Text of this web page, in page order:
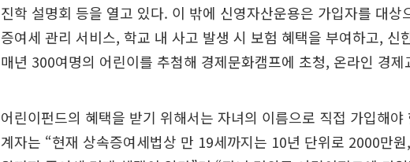
진학 설명회 등을 열고 있다. 이 밖에 신영자산운용은 가입자를 대상
증여세 관리 서비스, 학교 내 사고 발생 시 보험 혜택을 부여하고, 신
매년 300여명의 어린이를 추첨해 경제문화캠프에 초청, 온라인 경
어린이펀드의 혜택을 받기 위해서는 자녀의 이름으로 직접 가입해
계자는 “현재 상속증여세법상 만 19세까지는 10년 단위로 2000만